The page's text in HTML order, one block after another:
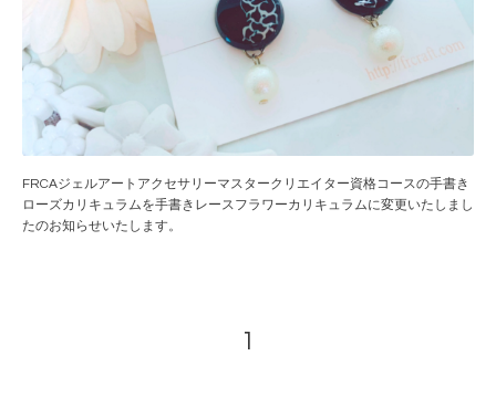
FRCAジェルアートアクセサリーマスタークリエイター資格コースの手書き
ローズカリキュラムを手書きレースフラワーカリキュラムに変更いたしまし
たのお知らせいたします。
1